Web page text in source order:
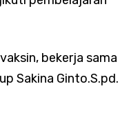
bekerja sama
Sakina Ginto.S.pd.